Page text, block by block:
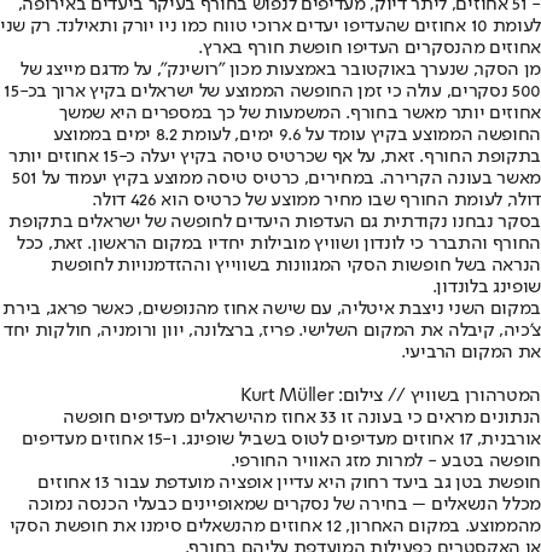
- 51 אחוזים, ליתר דיוק, מעדיפים לנפוש בחורף בעיקר ביעדים באירופה,
לעומת 10 אחוזים שהעדיפו יעדים ארוכי טווח כמו ניו יורק ותאילנד. רק שני
אחוזים מהנסקרים העדיפו חופשת חורף בארץ.
מן הסקר, שנערך באוקטובר באמצעות מכון "רושינק", על מדגם מייצג של
500 נסקרים, עולה כי זמן החופשה הממוצע של ישראלים בקיץ ארוך בכ-15
אחוזים יותר מאשר בחורף. המשמעות של כך במספרים היא שמשך
החופשה הממוצע בקיץ עומד על 9.6 ימים, לעומת 8.2 ימים בממוצע
בתקופת החורף. זאת, על אף שכרטיס טיסה בקיץ יעלה כ-15 אחוזים יותר
מאשר בעונה הקרירה. במחירים, כרטיס טיסה ממוצע בקיץ יעמוד על 501
דולר, לעומת החורף שבו מחיר ממוצע של כרטיס הוא 426 דולר.
בסקר נבחנו נקודתית גם העדפות היעדים לחופשה של ישראלים בתקופת
החורף והתברר כי לונדון ושוויץ מובילות יחדיו במקום הראשון. זאת, ככל
הנראה בשל חופשות הסקי המגוונות בשווייץ וההזדמנויות לחופשת
שופינג בלונדון.
במקום השני ניצבת איטליה, עם שישה אחוז מהנופשים, כאשר פראג, בירת
צ'כיה, קיבלה את המקום השלישי. פריז, ברצלונה, יוון ורומניה, חולקות יחד
את המקום הרביעי.
המטרהורן בשוויץ // צילום: Kurt Müller
הנתונים מראים כי בעונה זו 33 אחוז מהישראלים מעדיפים חופשה
אורבנית, 17 אחוזים מעדיפים לטוס בשביל שופינג. ו-15 אחוזים מעדיפים
חופשה בטבע - למרות מזג האוויר החורפי.
חופשת בטן גב ביעד רחוק היא עדיין אופציה מועדפת עבור 13 אחוזים
מכלל הנשאלים – בחירה של נסקרים שמאופיינים כבעלי הכנסה נמוכה
מהממוצע. במקום האחרון, 12 אחוזים מהנשאלים סימנו את חופשת הסקי